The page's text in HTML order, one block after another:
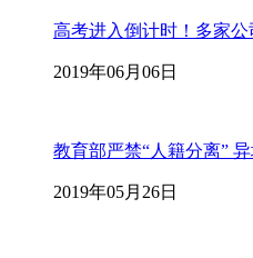
高考进入倒计时！多家
2019年06月06日
教育部严禁“人籍分离”
2019年05月26日